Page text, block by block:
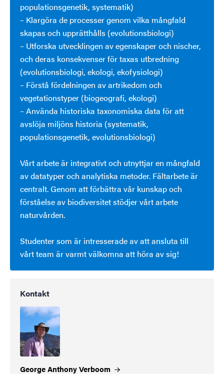
populationsgenetik, systematik)
– Klargöra de processer genom vilka mångfald
skapas och upprätthålls (evolutionsbiologi)
– Utforska utvecklingen av egenskaper och nischer,
och deras konsekvenser för taxas utbredning
(evolutionsbiologi, ekologi, ekofysiologi)
– Förstå fördelningen av artrikedom och
vegetationstyper (biogeografi, ekologi)
– Använda historiska taxonomiska data för att
avslöja miljöns historia (systematik,
populationsgenetik, evolutionsbiologi)
Vårt arbete är integrativt och utnyttjar en mångfald
av datatyper och analytiska metoder. Fältarbete är
centralt. Genom att förbättra vår kunskap och
förståelse av biodiversitet stödjer vårt arbete
naturvården.
Studenter som är intresserade av att ansluta till
vårt team är varmt välkomna att höra av sig!
Kontakt
George AnthonyVerboom